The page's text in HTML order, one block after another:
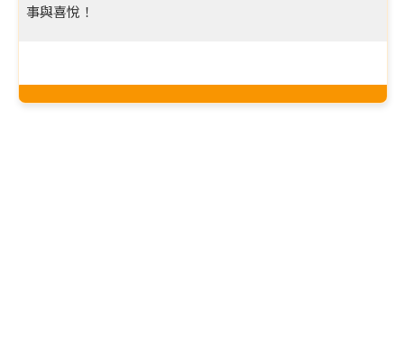
事與喜悅！